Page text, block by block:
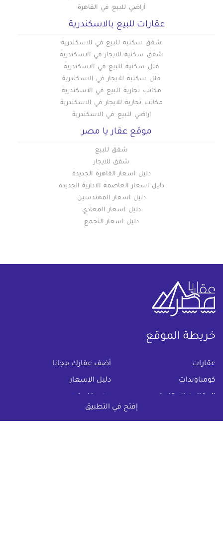
إفتح في التطبيق
أراضي للبيع في القاهرة
عقارات للبيع بالاسكندرية
شقق سكنيه للبيع في الاسكندرية
شقق سكنية للايجار في الاسكندرية
فلل سكنية للبيع في الاسكندرية
فلل سكنية للايجار في الاسكندرية
مكاتب تجارية للبيع في الاسكندرية
مكاتب تجارية للايجار في الاسكندرية
اراضي للبيع في الاسكندرية
موقع عقار يا مصر
شقق للبيع
شقق للايجار
دليل اسعار القاهرة الجديدة
دليل اسعار العاصمة الادارية الجديدة
دليل اسعار المهندسين
دليل اسعار المعادي
دليل اسعار التجمع
خريطة الموقع
عقارات أضف عقارك مجانا
كومباوندات دليل الاسعار
المقالات العقارية عن عقار يا مصر